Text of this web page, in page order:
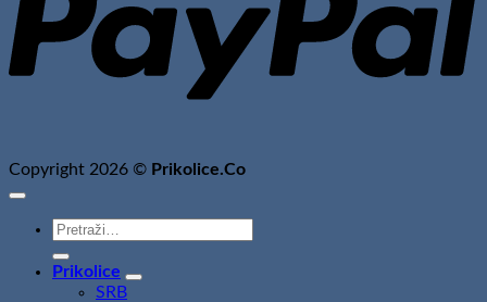
Copyright 2026 © Prikolice.Co
Pretraži:
Prikolice
SRB